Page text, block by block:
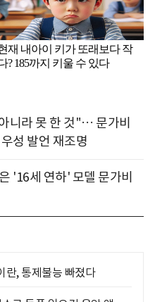
니라 못 한 것"… 문가비
성 발언 재조명
'16세 연하' 모델 문가비
, 통제불능 빠졌다